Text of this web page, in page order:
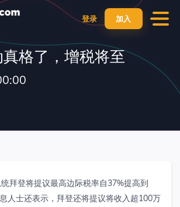
登录 加入
格了，增税将至
拜登将提议最高边际税率自37%提高到
人士还表示，拜登还将提议将收入超100万